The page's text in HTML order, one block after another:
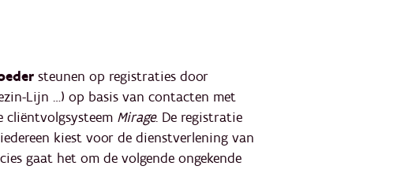
steunen op registraties door
Lijn …) op basis van contacten met
cliëntvolgsysteem Mirage. De registratie
kiest voor de dienstverlening van
gaat het om de volgende ongekende